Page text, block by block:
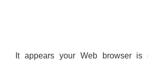
It appears your Web browser is